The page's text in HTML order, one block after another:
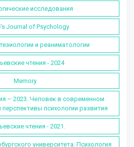
исследования
Journal of Psychology
и реаниматологии
чтения - 2024
Memory
– 2023. Человек в современном
психологии развития
чтения - 2021.
университета. Психология